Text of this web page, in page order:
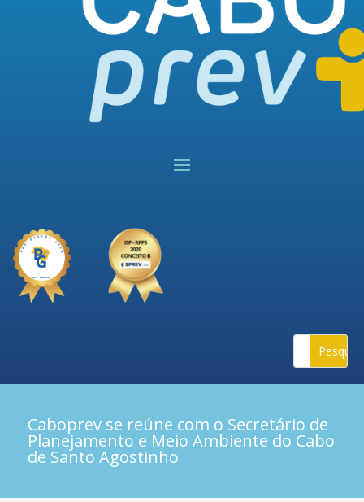
Caboprev se reúne com o Secretário de
Planejamento e Meio Ambiente do Cabo
de Santo Agostinho